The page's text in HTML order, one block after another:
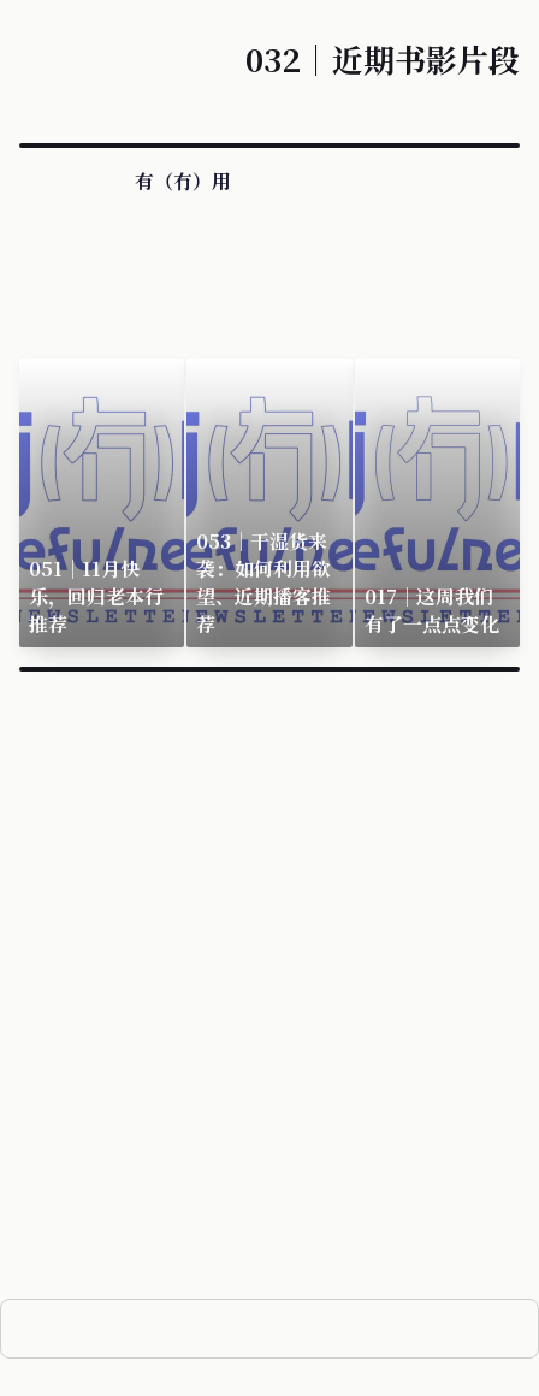
032｜近期书影片段
有（冇）用
051｜11月快
乐，回归老本行
推荐
053｜干湿货来
袭：如何利用欲
望、近期播客推
荐
017｜这周我们
有了一点点变化